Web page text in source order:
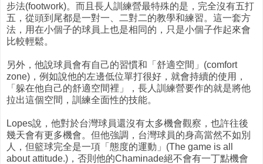
步法(footwork)。而且長人訓練營最特殊的是，完全沒有五打
五，從頭到尾都是一對一、二對二的教學和練習。這一套方
法，用在小個子的球員上也是相同的，只是小個子作起來會
比較輕鬆。
另外，他說球員會有自己的習慣和「舒適空間」(comfort
zone)，例如說他的左邊低位單打很好，就會持續的使用，
「躲在他自己的舒適空間裡」，長人訓練營要作的就是將他
拉出這個空間，訓練全面性的技能。
Lopes說，他對於台灣球員還沒有太多機會觀察，也許往後
幾天會有更多機會。但他強調，台灣球員的身高當然不如別
人，但籃球完全是一項「態度的運動」(The game is all
about attitude.)，否則他的Chaminade絕不會有一丁點機會